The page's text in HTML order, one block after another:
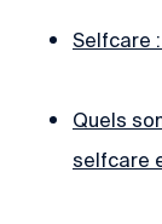
Selfcare
Quels
selfcare